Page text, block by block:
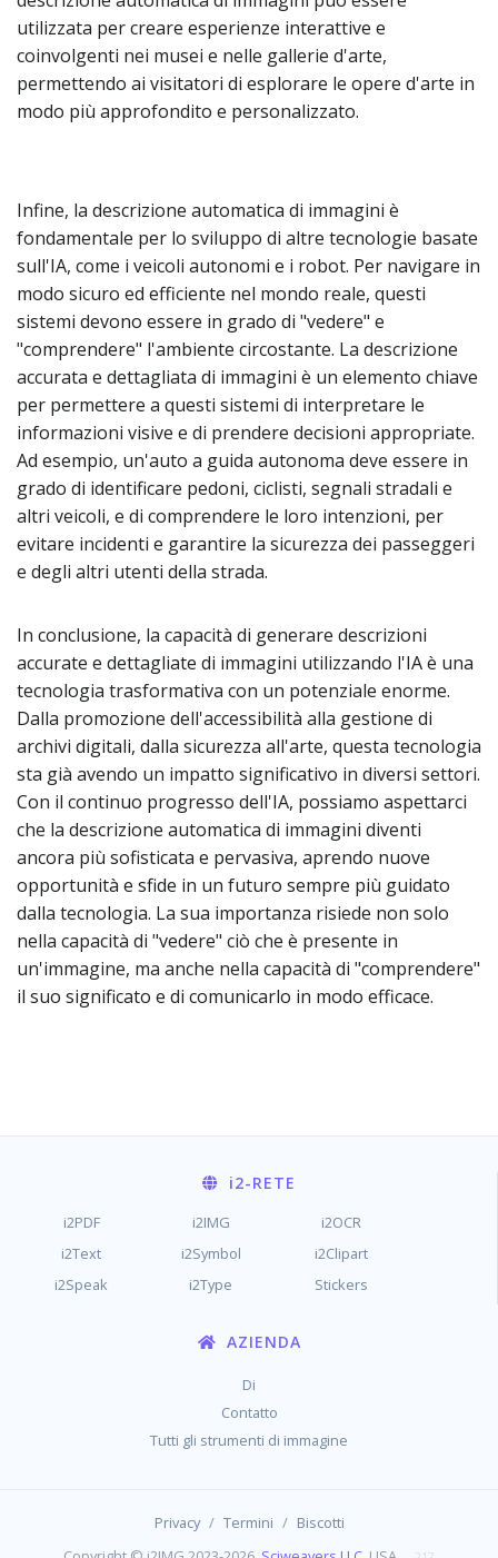
utilizzata per creare esperienze interattive e
coinvolgenti nei musei e nelle gallerie d'arte,
permettendo ai visitatori di esplorare le opere d'arte in
modo più approfondito e personalizzato.
Infine, la descrizione automatica di immagini è
fondamentale per lo sviluppo di altre tecnologie basate
sull'IA, come i veicoli autonomi e i robot. Per navigare in
modo sicuro ed efficiente nel mondo reale, questi
sistemi devono essere in grado di "vedere" e
"comprendere" l'ambiente circostante. La descrizione
accurata e dettagliata di immagini è un elemento chiave
per permettere a questi sistemi di interpretare le
informazioni visive e di prendere decisioni appropriate.
Ad esempio, un'auto a guida autonoma deve essere in
grado di identificare pedoni, ciclisti, segnali stradali e
altri veicoli, e di comprendere le loro intenzioni, per
evitare incidenti e garantire la sicurezza dei passeggeri
e degli altri utenti della strada.
In conclusione, la capacità di generare descrizioni
accurate e dettagliate di immagini utilizzando l'IA è una
tecnologia trasformativa con un potenziale enorme.
Dalla promozione dell'accessibilità alla gestione di
archivi digitali, dalla sicurezza all'arte, questa tecnologia
sta già avendo un impatto significativo in diversi settori.
Con il continuo progresso dell'IA, possiamo aspettarci
che la descrizione automatica di immagini diventi
ancora più sofisticata e pervasiva, aprendo nuove
opportunità e sfide in un futuro sempre più guidato
dalla tecnologia. La sua importanza risiede non solo
nella capacità di "vedere" ciò che è presente in
un'immagine, ma anche nella capacità di "comprendere"
il suo significato e di comunicarlo in modo efficace.
i2-RETE
i2PDF i2IMG
i2OCR
i2Text
i2Symbol
i2Clipart
i2Speak
i2Type Stickers
AZIENDA
Di
Contatto
Tutti gli strumenti di immagine
Privacy / Termini / Biscotti